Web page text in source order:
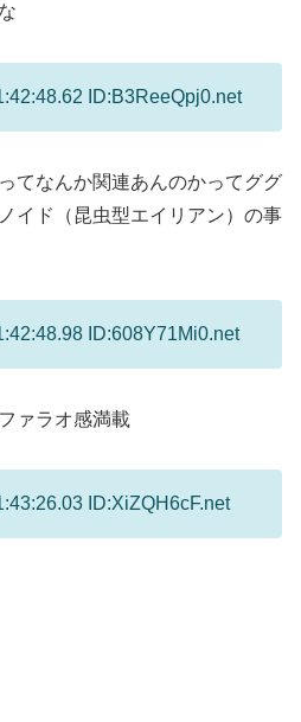
ID:B3ReeQpj0.net
てなんか関連あんのかってググ
イド（昆虫型エイリアン）の事
ID:608Y71Mi0.net
ァラオ感満載
ID:XiZQH6cF.net